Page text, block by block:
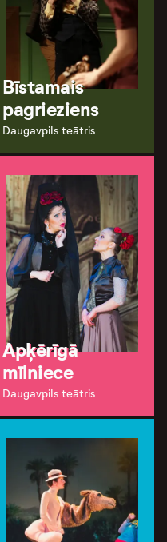
Bīstamais
pagrieziens
Daugavpils teātris
Apķērīgā
mīlniece
Daugavpils teātris